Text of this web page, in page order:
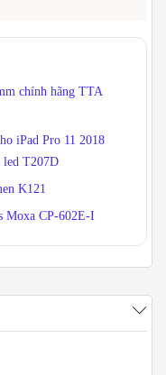
chính hãng TTA
iPad Pro 11 2018
led T207D
K121
Moxa CP-602E-I